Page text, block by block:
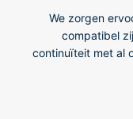
We zorgen
compatibel
continuïteit met al